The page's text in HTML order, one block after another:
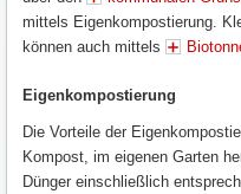
mittels Eigenkompostierung.
können auch mittels
Eigenkompostierung
Die Vorteile der
Kompost, im eigenen Garten
Dünger einschließlich